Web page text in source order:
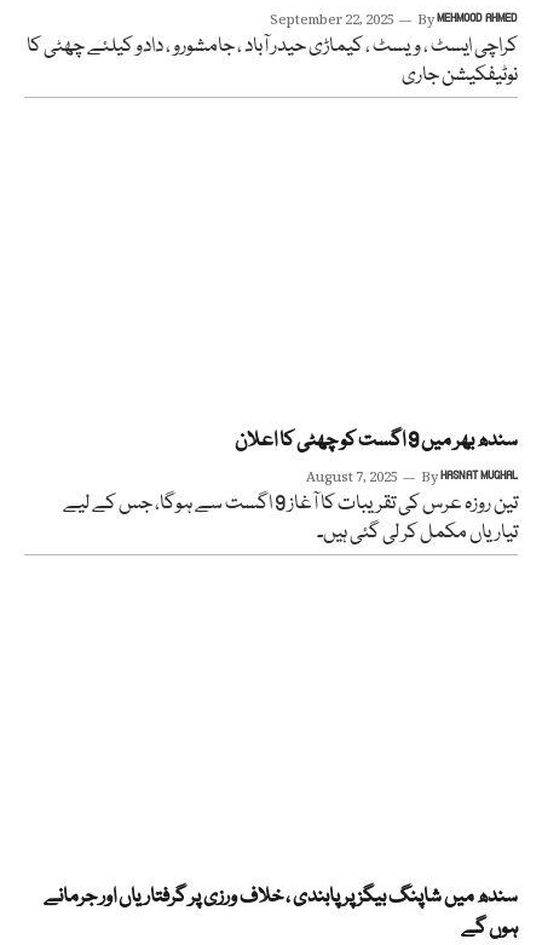
September 22, 2025 ByMEHMOOD AHMED
کراچی ایسٹ ، ویسٹ ، کیماڑی حیدر آباد ، جامشورو ، دادو کیلئے چھٹی کا
نوٹیفکیشن جاری
سندھ بھر میں 9 اگست کو چھٹی کا اعلان
August 7, 2025 ByHASNAT MUGHAL
تین روزہ عرس کی تقریبات کا آغاز 9 اگست سے ہوگا، جس کے لیے
تیاریاں مکمل کر لی گئی ہیں۔
سندھ میں شاپنگ بیگز پر پابندی ، خلاف ورزی پر گرفتاریاں اور جرمانے
ہوں گے